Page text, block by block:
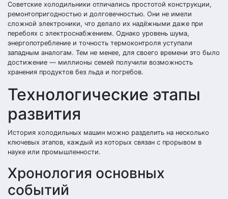
Советские холодильники отличались простотой конструкции,
ремонтопригодностью и долговечностью. Они не имели
сложной электроники, что делало их надёжными даже при
перебоях с электроснабжением. Однако уровень шума,
энергопотребление и точность термоконтроля уступали
западным аналогам. Тем не менее, для своего времени это было
достижение — миллионы семей получили возможность
хранения продуктов без льда и погребов.
Технологические этапы
развития
История холодильных машин можно разделить на несколько
ключевых этапов, каждый из которых связан с прорывом в
науке или промышленности.
Хронология основных
событий